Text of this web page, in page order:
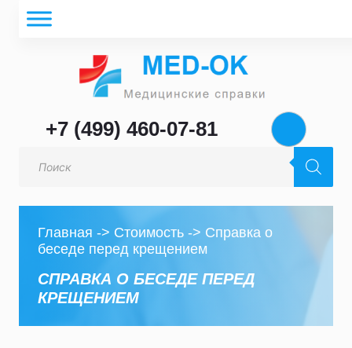
+7 (499) 460-07-81
товаров
Главная -> Стоимость -> Справка о
беседе перед крещением
СПРАВКА О БЕСЕДЕ ПЕРЕД
КРЕЩЕНИЕМ